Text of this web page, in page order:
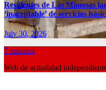
Residentes de Las Mimosas
‘inaceptable’ de servicios
July 30, 2026
7 minutos
Web de actualidad